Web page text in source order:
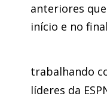
anteriores
início e no
trabalhando
líderes da